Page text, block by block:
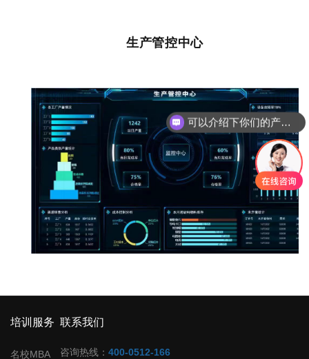
生产管控中心
培训服务
名校MBA
联系我们
咨询热线：400-0512-166
可以介绍下你们的产品么